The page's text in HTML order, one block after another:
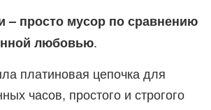
– просто мусор по сравнению
любовью.
платиновая цепочка для
часов, простого и строгого